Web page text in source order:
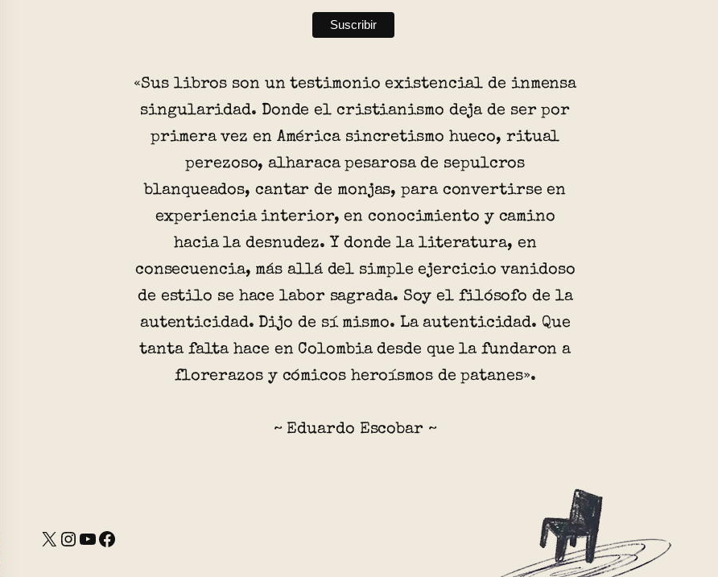
«Sus libros son un testimonio existencial de inmensa
singularidad. Donde el cristianismo deja de ser por
primera vez en América sincretismo hueco, ritual
perezoso, alharaca pesarosa de sepulcros
blanqueados, cantar de monjas, para convertirse en
experiencia interior, en conocimiento y camino
hacia la desnudez. Y donde la literatura, en
consecuencia, más allá del simple ejercicio vanidoso
de estilo se hace labor sagrada. Soy el filósofo de la
autenticidad. Dijo de sí mismo. La autenticidad. Que
tanta falta hace en Colombia desde que la fundaron a
florerazos y cómicos heroísmos de patanes».
~ Eduardo Escobar ~
X Instagram YouTube Facebook